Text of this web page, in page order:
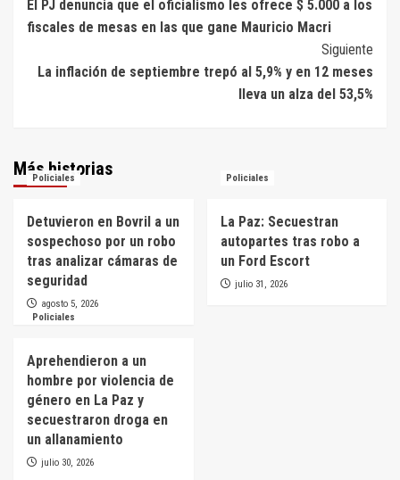
de
El PJ denuncia que el oficialismo les ofrece $ 5.000 a los
fiscales de mesas en las que gane Mauricio Macri
Siguiente
La inflación de septiembre trepó al 5,9% y en 12 meses
lleva un alza del 53,5%
Más historias
Policiales
Detuvieron en Bovril a un
sospechoso por un robo
tras analizar cámaras de
seguridad
agosto 5, 2026
Policiales
La Paz: Secuestran
autopartes tras robo a
un Ford Escort
julio 31, 2026
Policiales
Aprehendieron a un
hombre por violencia de
género en La Paz y
secuestraron droga en
un allanamiento
julio 30, 2026